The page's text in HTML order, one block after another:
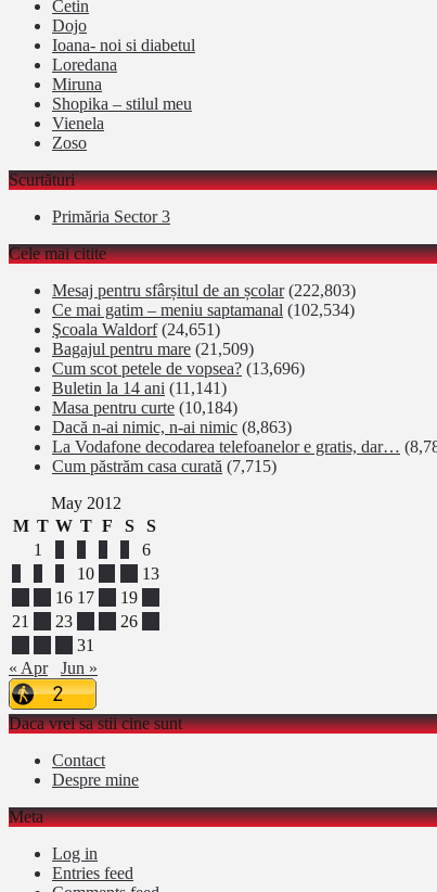
Cetin
Dojo
Ioana- noi si diabetul
Loredana
Miruna
Shopika – stilul meu
Vienela
Zoso
Scurtături
Primăria Sector 3
Cele mai citite
Mesaj pentru sfârșitul de an școlar (222,803)
Ce mai gatim – meniu saptamanal (102,534)
Şcoala Waldorf (24,651)
Bagajul pentru mare (21,509)
Cum scot petele de vopsea? (13,696)
Buletin la 14 ani (11,141)
Masa pentru curte (10,184)
Dacă n-ai nimic, n-ai nimic (8,863)
La Vodafone decodarea telefoanelor e gratis, dar…
Cum păstrăm casa curată (7,715)
May 2012
M T W T F S
S
1
6
10
13
16 17 19
21
23 26
31
« Apr
Jun »
Daca vrei sa stii cine sunt
Contact
Despre mine
Meta
Log in
Entries feed